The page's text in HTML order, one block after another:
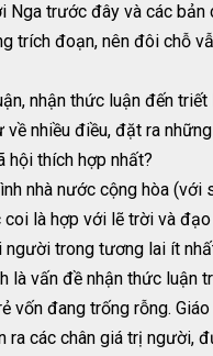
trước đây và các bản
trích đoạn, nên đôi chỗ
nhận thức luận đến
nhiều điều, đặt ra
hội thích hợp nhất?
nhà nước cộng hòa (với
là hợp với lẽ trời và
trong tương lai ít
là vấn đề nhận thức luận
đang trống rỗng.
ra các chân giá trị người,